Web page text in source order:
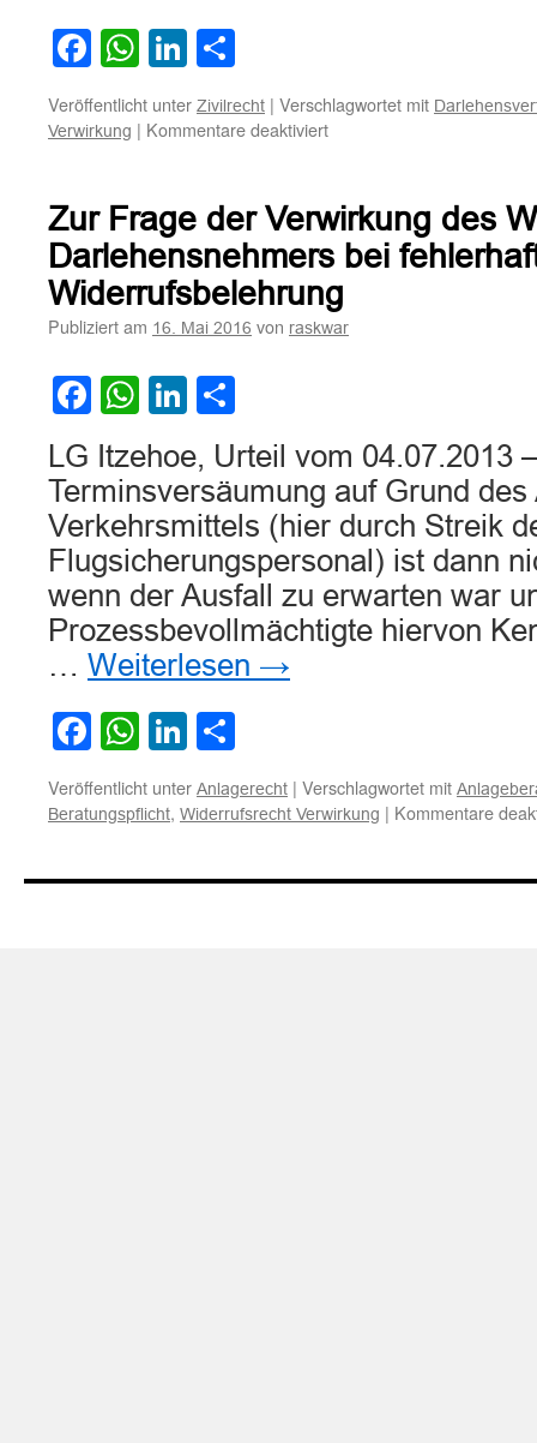
Facebook
WhatsApp
LinkedIn
Veröffentlicht unter Zivilrecht | Verschlagwortet mit
Verwirkung | Kommentare deaktiviertfür
des
Widerrufsrechts
auch
mehr
als
9
Jahre
Zur Frage der Verwirkung des
Darlehensnehmers bei
Widerrufsbelehrung
Publiziert am 16. Mai 2016 von raskwar
Facebook
WhatsApp
LinkedIn
LG Itzehoe, Urteil vom 04.07.2013
Terminsversäumung auf Grund
Verkehrsmittels (hier durch Streik
Flugsicherungspersonal) ist dann
wenn der Ausfall zu erwarten war
Prozessbevollmächtigte hiervon
… Weiterlesen →
Facebook
WhatsApp
LinkedIn
Veröffentlicht unter Anlagerecht | Verschlagwortet mit
Beratungspflicht, Widerrufsrecht Verwirkung | Kommentare